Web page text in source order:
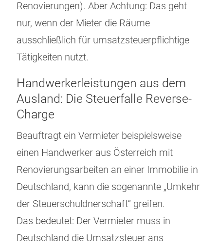
Renovierungen). Aber Achtung: Das geht
nur, wenn der Mieter die Räume
ausschließlich für umsatzsteuerpflichtige
Tätigkeiten nutzt.
Handwerkerleistungen aus dem
Ausland: Die Steuerfalle Reverse-
Charge
Beauftragt ein Vermieter beispielsweise
einen Handwerker aus Österreich mit
Renovierungsarbeiten an einer Immobilie in
Deutschland, kann die sogenannte „Umkehr
der Steuerschuldnerschaft“ greifen.
Das bedeutet: Der Vermieter muss in
Deutschland die Umsatzsteuer ans